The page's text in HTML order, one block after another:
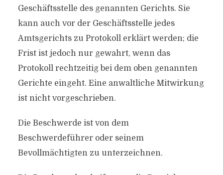
Geschäftsstelle des genannten Gerichts. Sie
kann auch vor der Geschäftsstelle jedes
Amtsgerichts zu Protokoll erklärt werden; die
Frist ist jedoch nur gewahrt, wenn das
Protokoll rechtzeitig bei dem oben genannten
Gerichte eingeht. Eine anwaltliche Mitwirkung
ist nicht vorgeschrieben.
Die Beschwerde ist von dem
Beschwerdeführer oder seinem
Bevollmächtigten zu unterzeichnen.